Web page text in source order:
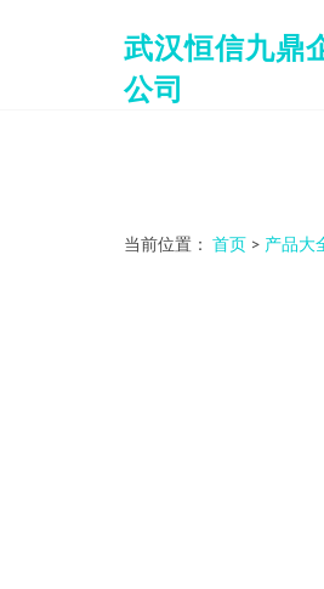
武汉恒信九鼎
公司
当前位置： 首页 > 产品大